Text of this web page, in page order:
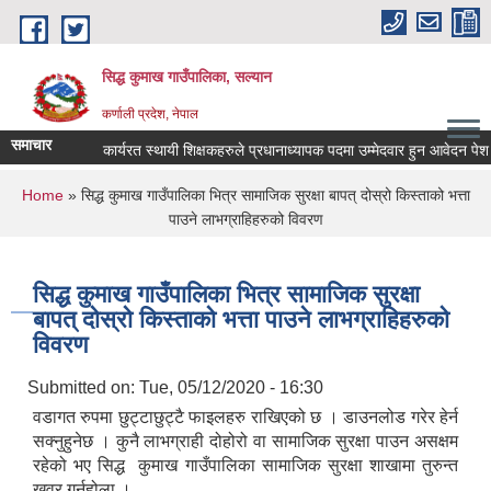
Skip to main content
सिद्ध कुमाख गाउँपालिका, सल्यान
कर्णाली प्रदेश, नेपाल
समाचार कार्यरत स्थायी शिक्षकहरुले प्रधानाध्यापक पदमा उम्मेदवार हुन आवेदन पेश गर्ने
You are here
Home» सिद्ध कुमाख गाउँपालिका भित्र सामाजिक सुरक्षा बापत् दोस्रो किस्ताको भत्ता
पाउने लाभग्राहिहरुको विवरण
सिद्ध कुमाख गाउँपालिका भित्र सामाजिक सुरक्षा
बापत् दोस्रो किस्ताको भत्ता पाउने लाभग्राहिहरुको
विवरण
Submitted on: Tue, 05/12/2020 - 16:30
वडागत रुपमा छुट्टाछुट्टै फाइलहरु राखिएको छ । डाउनलोड गरेर हेर्न
सक्नुहुनेछ । कुनै लाभग्राही दोहोरो वा सामाजिक सुरक्षा पाउन असक्षम
रहेको भए सिद्ध कुमाख गाउँपालिका सामाजिक सुरक्षा शाखामा तुरुन्त